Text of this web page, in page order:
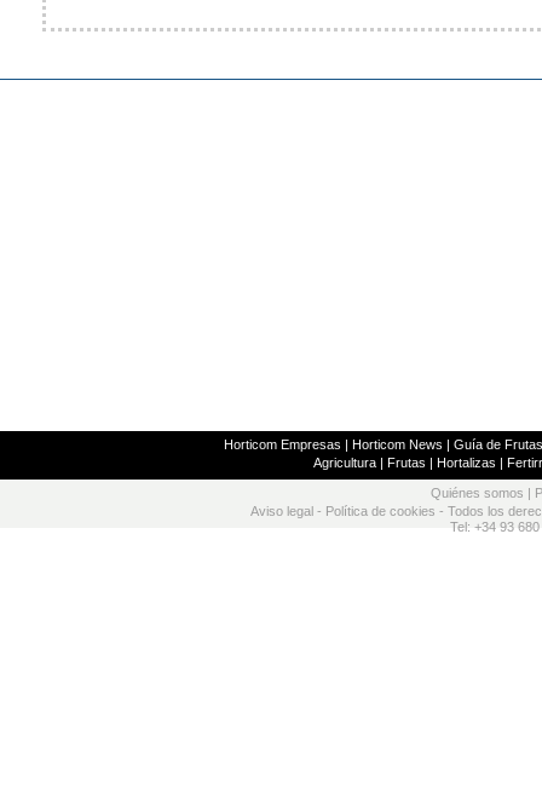
Horticom Empresas | Horticom News | Guía de
Agricultura | Frutas | Hortalizas |
Quiénes somos
Aviso legal - Política de cookies - Todos los
Tel: +34 93